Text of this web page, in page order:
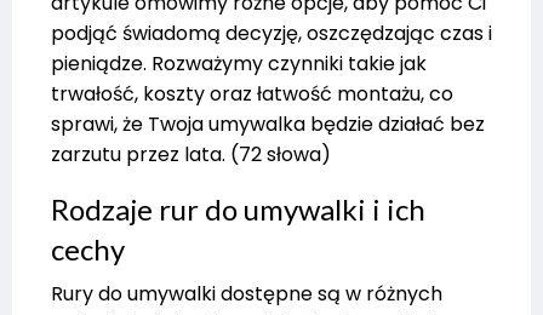
podjąć świadomą decyzję, oszczędzając czas i
pieniądze. Rozważymy czynniki takie jak
trwałość, koszty oraz łatwość montażu, co
sprawi, że Twoja umywalka będzie działać bez
zarzutu przez lata. (72 słowa)
Rodzaje rur do umywalki i ich
cechy
Rury do umywalki dostępne są w różnych